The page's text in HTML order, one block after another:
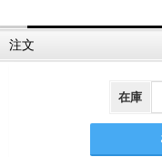
注文
在庫